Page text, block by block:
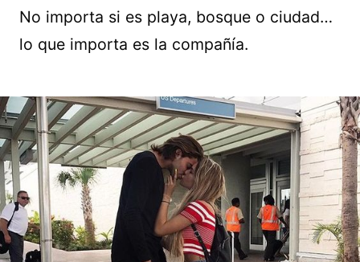
No importa si es playa, bosque o ciudad…
lo que importa es la compañía.